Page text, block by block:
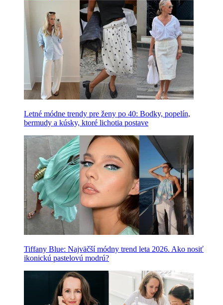
Letné módne trendy pre ženy po 40: Bodky, popelín,
bermudy a kúsky, ktoré lichotia postave
Tiffany Blue: Najväčší módny trend leta 2026. Ako nosiť
ikonickú pastelovú modrú?